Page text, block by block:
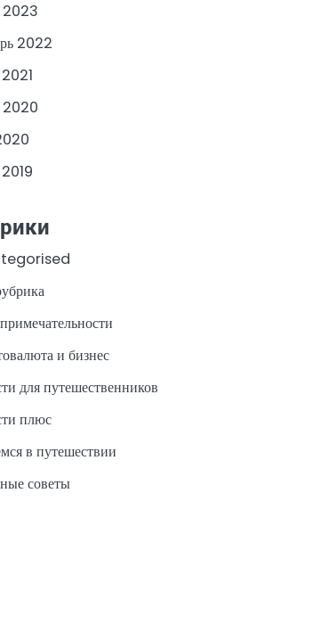
2022
и бизнес
для путешественников
плюс
в путешествии
советы